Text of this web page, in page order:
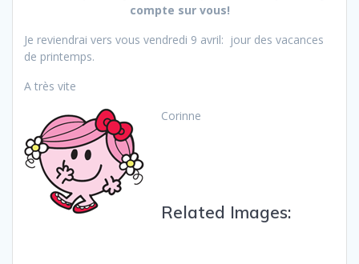
compte sur vous!
Je reviendrai vers vous vendredi 9 avril: jour des vacances
de printemps.
A très vite
Corinne
Related Images: